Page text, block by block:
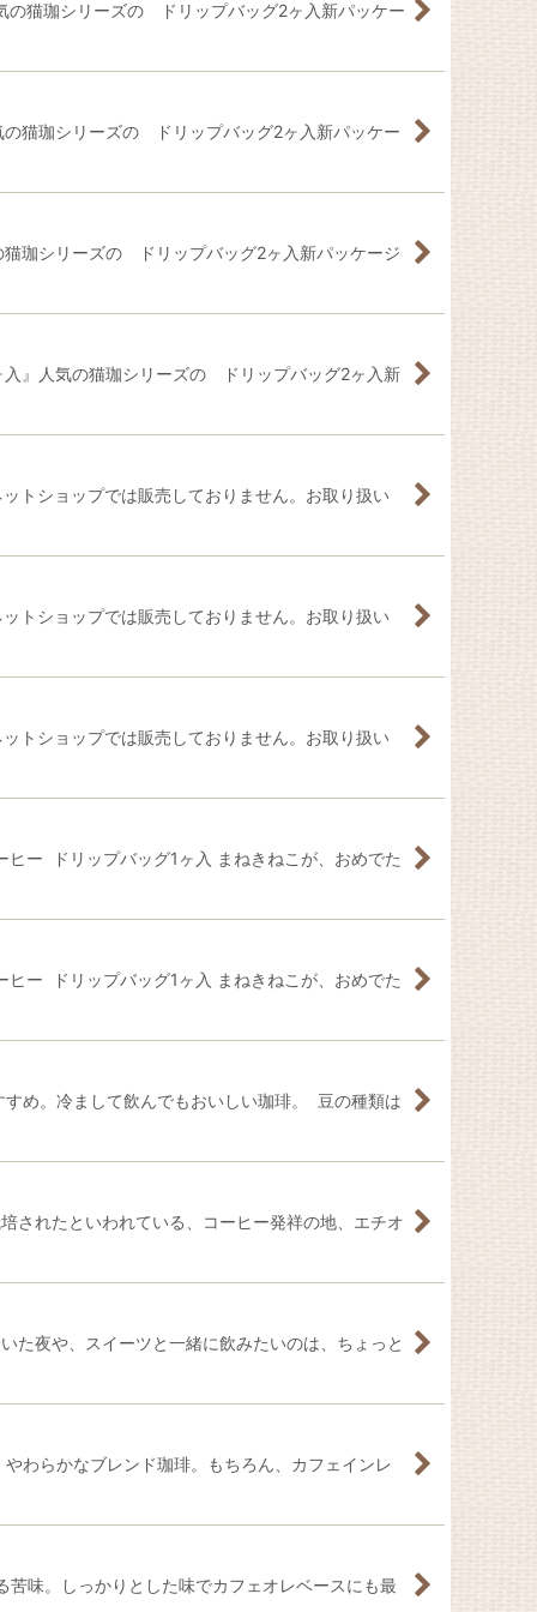
の猫珈シリーズの ドリップバッグ2ヶ入新パッケー
猫珈シリーズの ドリップバッグ2ヶ入新パッケー
珈シリーズの ドリップバッグ2ヶ入新パッケージ
入』人気の猫珈シリーズの ドリップバッグ2ヶ入新
トショップでは販売しておりません。お取り扱い
トショップでは販売しておりません。お取り扱い
トショップでは販売しておりません。お取り扱い
ー ドリップバッグ1ヶ入 まねきねこが、おめでた
ー ドリップバッグ1ヶ入 まねきねこが、おめでた
め。冷まして飲んでもおいしい珈琲。 豆の種類は
されたといわれている、コーヒー発祥の地、エチオ
夜や、スイーツと一緒に飲みたいのは、ちょっと
わらかなブレンド珈琲。もちろん、カフェインレ
味。しっかりとした味でカフェオレベースにも最